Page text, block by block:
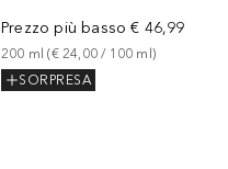
Prezzo più basso € 46,99
200 ml (€ 24,00 / 100 ml )
SORPRESA